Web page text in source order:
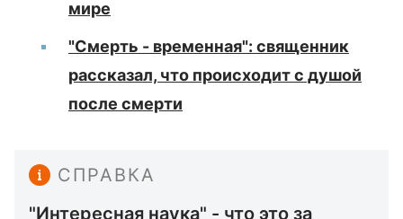
мире
"Смерть - временная": священник
рассказал, что происходит с душой
после смерти
СПРАВКА
"Интересная наука" - что это за